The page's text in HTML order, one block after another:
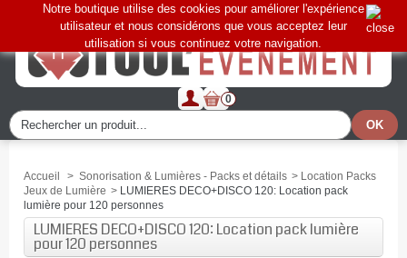
0
Notre boutique utilise des cookies pour améliorer l'expérience
utilisateur et nous considérons que vous acceptez leur
utilisation si vous continuez votre navigation.
Accueil > Sonorisation & Lumières - Packs et détails > Location Packs
Jeux de Lumière > LUMIERES DECO+DISCO 120: Location pack
lumière pour 120 personnes
LUMIERES DECO+DISCO 120: Location pack lumière
pour 120 personnes